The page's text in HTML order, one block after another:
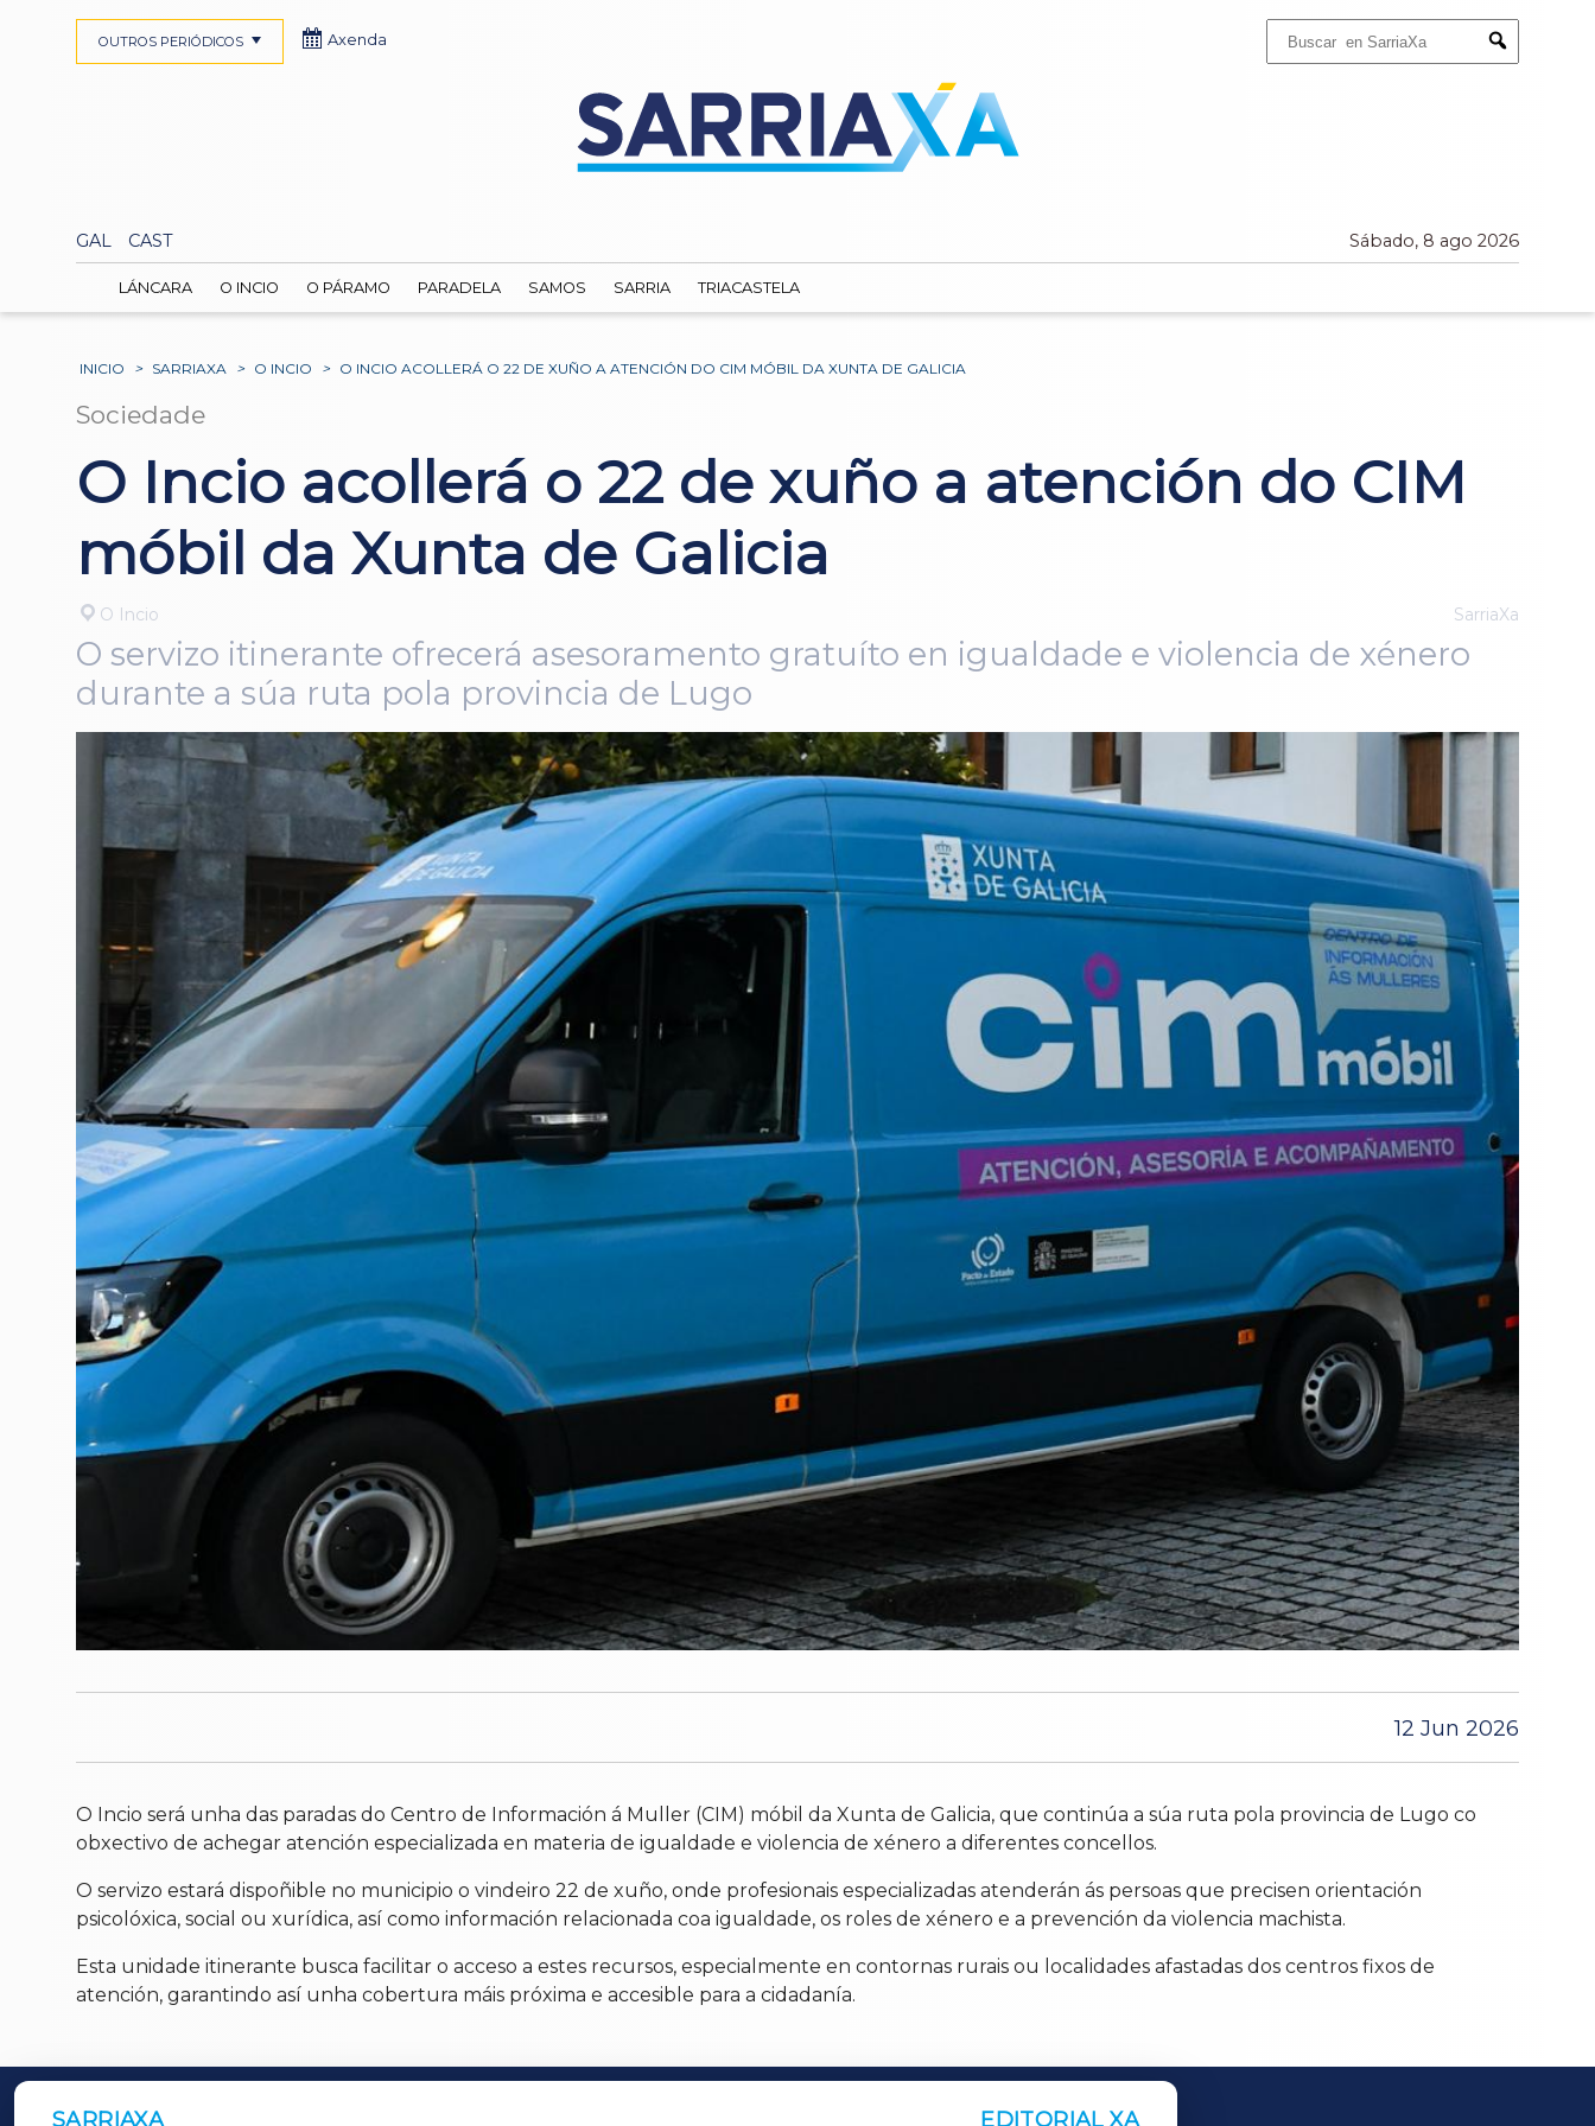
Submit
GAL CAST Sábado, 8 ago 2026
OUTROS PERIÓDICOS Axenda
LÁNCARA O INCIO O PÁRAMO PARADELA SAMOS SARRIA TRIACASTELA
INICIO > SARRIAXA > O INCIO > O INCIO ACOLLERÁ O 22 DE XUÑO A ATENCIÓN DO CIM MÓBIL DA XUNTA DE GALICIA
Sociedade
O Incio acollerá o 22 de xuño a atención do CIM
móbil da Xunta de Galicia
O Incio SarriaXa
O servizo itinerante ofrecerá asesoramento gratuíto en igualdade e violencia de xénero
durante a súa ruta pola provincia de Lugo
12 Jun 2026
O Incio será unha das paradas do Centro de Información á Muller (CIM) móbil da Xunta de Galicia, que continúa a súa ruta pola provincia de Lugo co
obxectivo de achegar atención especializada en materia de igualdade e violencia de xénero a diferentes concellos.
O servizo estará dispoñible no municipio o vindeiro 22 de xuño, onde profesionais especializadas atenderán ás persoas que precisen orientación
psicolóxica, social ou xurídica, así como información relacionada coa igualdade, os roles de xénero e a prevención da violencia machista.
Esta unidade itinerante busca facilitar o acceso a estes recursos, especialmente en contornas rurais ou localidades afastadas dos centros fixos de
atención, garantindo así unha cobertura máis próxima e accesible para a cidadanía.
SARRIAXA EDITORIAL XA